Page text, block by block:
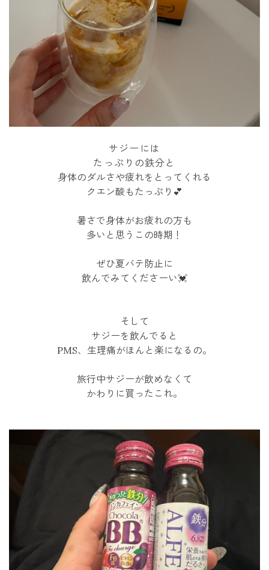
サジーには
たっぷりの鉄分と
身体のダルさや疲れをとってくれる
クエン酸もたっぷり💕
暑さで身体がお疲れの方も
多いと思うこの時期！
ぜひ夏バテ防止に
飲んでみてくださーい💓
そして
サジーを飲んでると
PMS、生理痛がほんと楽になるの。
旅行中サジーが飲めなくて
かわりに買ったこれ。